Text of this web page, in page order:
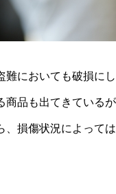
難においても破損に
商品も出てきている
、損傷状況によって